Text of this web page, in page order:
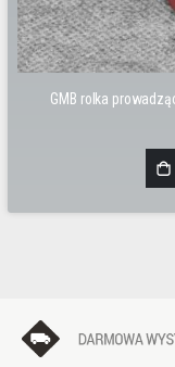
GMB rolka